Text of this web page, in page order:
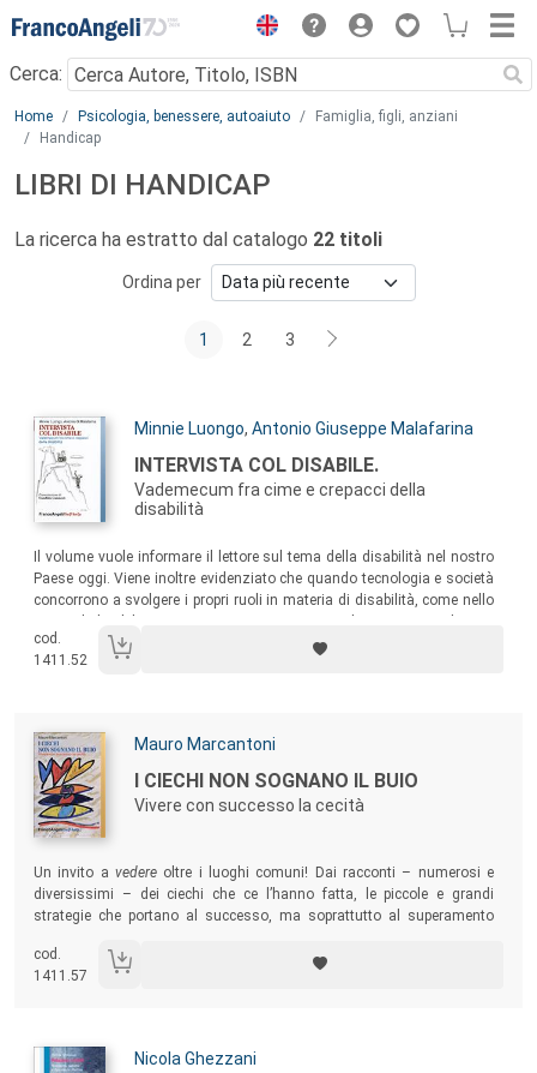
Menu
Cerca:
Main content
Home Psicologia, benessere, autoaiuto
Famiglia, figli, anziani
Handicap
LIBRI DI HANDICAP
La ricerca ha estratto dal catalogo 22 titoli
Ordina per
1 2 3
Autori:
Minnie Luongo, Antonio Giuseppe Malafarina
Titolo:
INTERVISTA COL DISABILE.
Vademecum fra cime e crepacci della
disabilità
Sommario:
Il volume vuole informare il lettore sul tema della disabilità nel nostro
Paese oggi. Viene inoltre evidenziato che quando tecnologia e società
concorrono a svolgere i propri ruoli in materia di disabilità, come nello
umana.
cod.
1411.52
Autori:
Mauro Marcantoni
Titolo:
I CIECHI NON SOGNANO IL BUIO
Vivere con successo la cecità
Un invito a vedere oltre i luoghi comuni! Dai racconti – numerosi e
diversissimi – dei ciechi che ce l’hanno fatta, le piccole e grandi
strategie che portano al successo, ma soprattutto al superamento
corrente.
cod.
1411.57
Autori:
Nicola Ghezzani